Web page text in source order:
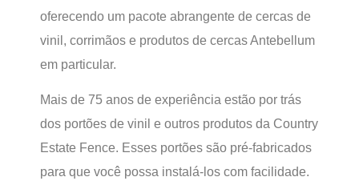
oferecendo um pacote abrangente de cercas de
vinil, corrimãos e produtos de cercas Antebellum
em particular.
Mais de 75 anos de experiência estão por trás
dos portões de vinil e outros produtos da Country
Estate Fence. Esses portões são pré-fabricados
para que você possa instalá-los com facilidade.